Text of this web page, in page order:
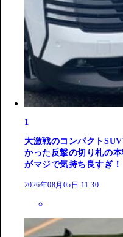
1
大激戦のコンパクト
かった反撃の切り札の
がマジで気持ち良すぎ！
2026年08月05日 11:30